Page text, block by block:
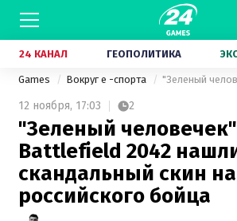
24 КАНАЛ ГЕОПОЛИТИКА
Games Вокруг е -спорта
12 ноября, 17:03 2
"Зеленый
Battlefield 2042
скандальный скин на
российского бойца